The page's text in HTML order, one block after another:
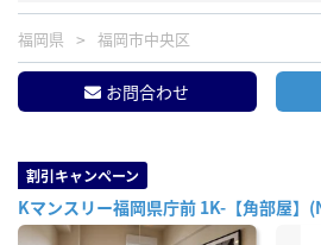
福岡県 福岡市中央区
お問合わせ
割引キャンペーン
Kマンスリー福岡県庁前 1K-【角部屋】